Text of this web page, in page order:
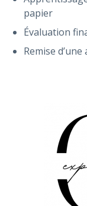
papier
Évaluation
Remise